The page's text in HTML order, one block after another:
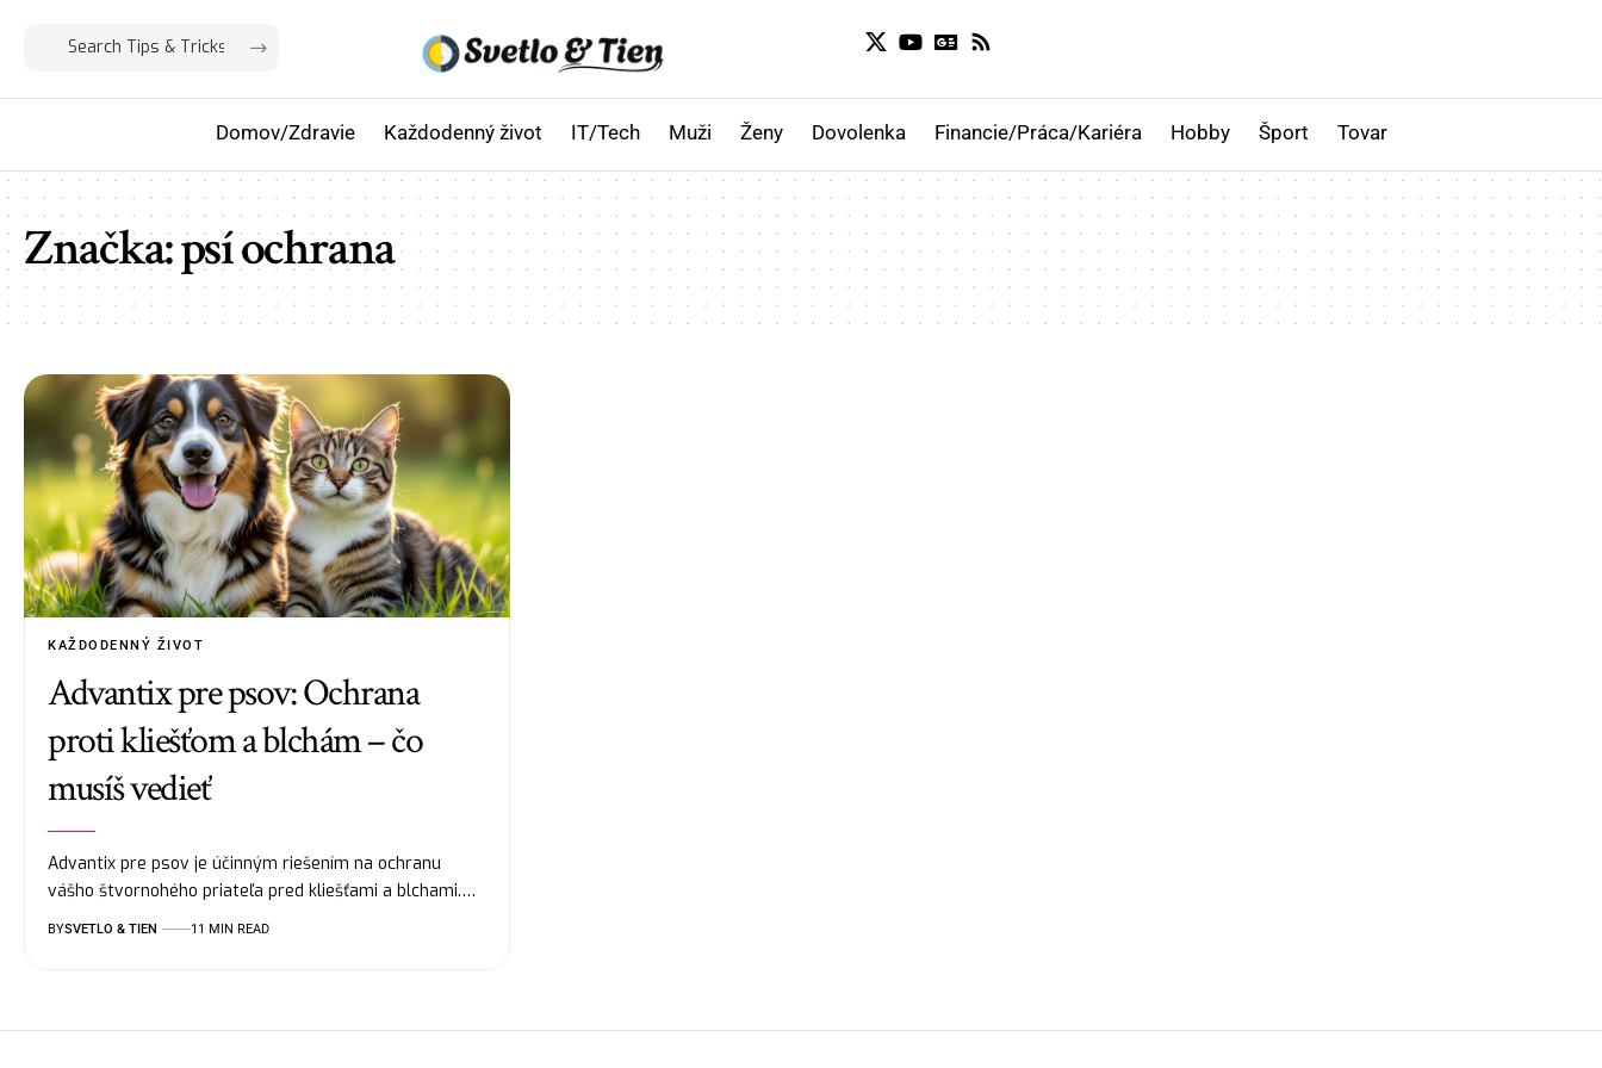
Domov/Zdravie Každodenný život IT/Tech Muži Ženy Dovolenka Financie/Práca/Kariéra Hobby Šport Tovar
Značka:psí ochrana
KAŽDODENNÝ ŽIVOT
Advantix pre psov: Ochrana
proti kliešťom a blchám – čo
musíš vedieť
Advantix pre psov je účinným riešením na ochranu
vášho štvornohého priateľa pred kliešťami a blchami.…
BYSVETLO & TIEN 11 MIN READ